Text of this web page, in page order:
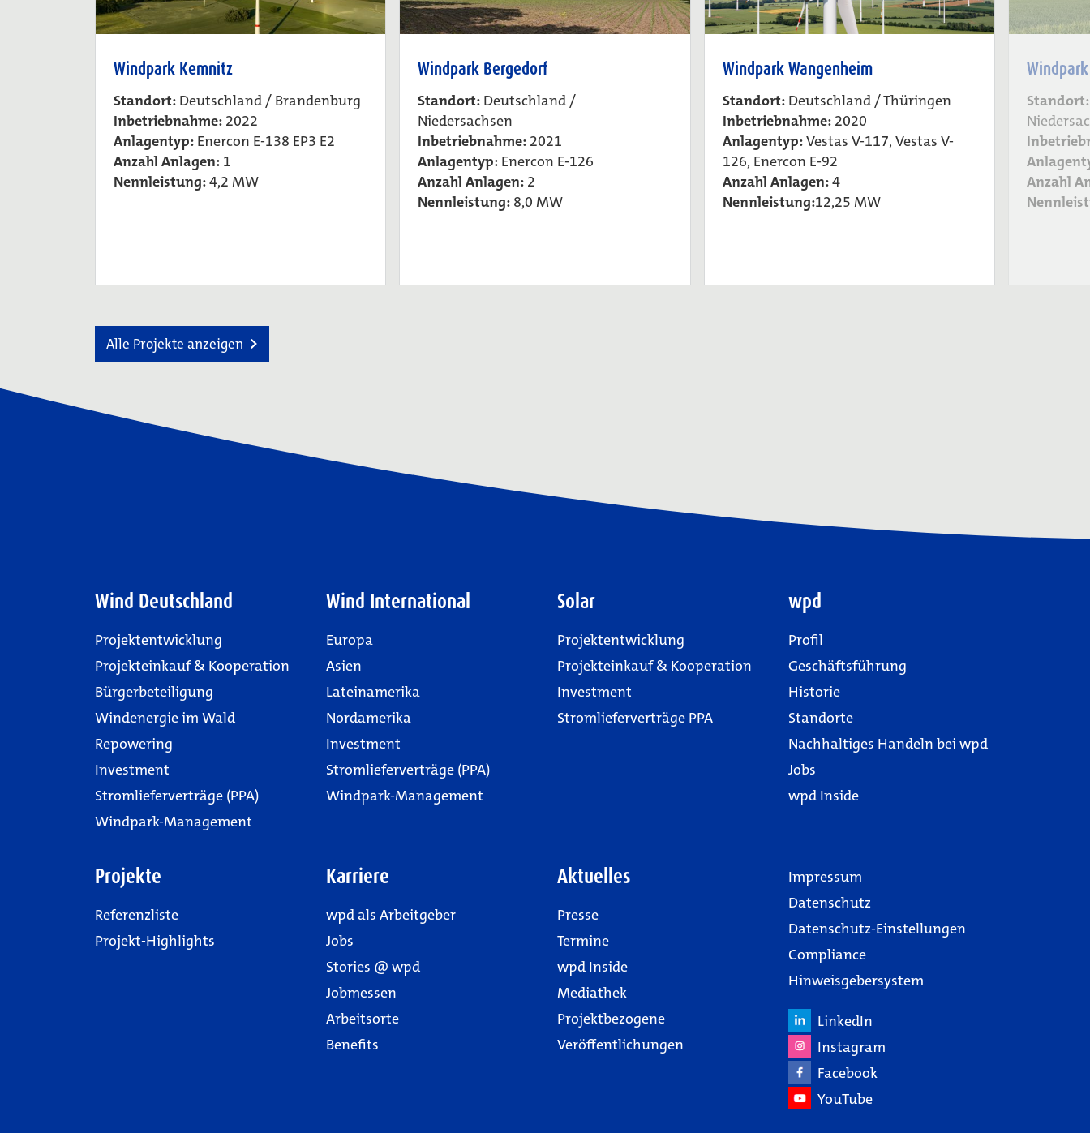
Windpark Kemnitz
Standort: Deutschland / Brandenburg
Inbetriebnahme: 2022
Anlagentyp: Enercon E-138 EP3 E2
Anzahl Anlagen: 1
Nennleistung:4,2 MW
Windpark Bergedorf
Standort: Deutschland /
Niedersachsen
Inbetriebnahme: 2021
Anlagentyp: Enercon E-126
Anzahl Anlagen: 2
Nennleistung: 8,0 MW
Windpark Wangenheim
Standort:Deutschland / Thüringen
Inbetriebnahme:2020
Anlagentyp:Vestas V-117, Vestas V-
126, Enercon E-92
Anzahl Anlagen:4
Nennleistung:12,25 MW
Standort:
Anzahl
Alle Projekte anzeigen
Wind Deutschland
Projektentwicklung
Projekteinkauf & Kooperation
Bürgerbeteiligung
Windenergie im Wald
Repowering
Investment
Stromlieferverträge (PPA)
Windpark-Management
Wind International
Europa
Asien
Lateinamerika
Nordamerika
Investment
Stromlieferverträge (PPA)
Windpark-Management
Solar
Projektentwicklung
Projekteinkauf & Kooperation
Investment
Stromlieferverträge PPA
wpd
Profil
Geschäftsführung
Historie
Standorte
Nachhaltiges Handeln bei wpd
Jobs
wpd Inside
Projekte
Referenzliste
Projekt-Highlights
Karriere
wpd als Arbeitgeber
Jobs
Stories @ wpd
Jobmessen
Arbeitsorte
Benefits
Aktuelles
Presse
Termine
wpd Inside
Mediathek
Projektbezogene
Veröffentlichungen
Impressum
Datenschutz
Datenschutz-Einstellungen
Compliance
Hinweisgebersystem
LinkedIn
Instagram
Facebook
YouTube